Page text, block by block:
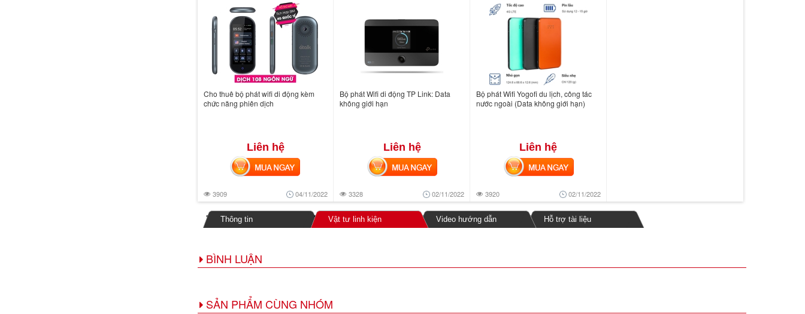
Cho thuê bộ phát wifi di động kèm
chức năng phiên dịch
Liên hệ
3909 04/11/2022
MUA NGAY
Bộ phát Wifi di động TP Link: Data
không giới hạn
Liên hệ
3328 02/11/2022
MUA NGAY
Bộ phát Wifi Yogofi du lịch, công tác
nước ngoài (Data không giới hạn)
Liên hệ
3920 02/11/2022
MUA NGAY
Thông tin Vật tư linh kiện Video hướng dẫn Hỗ trợ tài liệu
BÌNH LUẬN
SẢN PHẨM CÙNG NHÓM